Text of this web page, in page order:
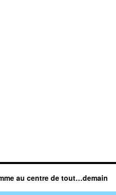
au centre de tout…demain